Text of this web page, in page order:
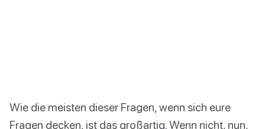
Wie die meisten dieser Fragen, wenn sich eure
Fragen decken, ist das großartig. Wenn nicht, nun,